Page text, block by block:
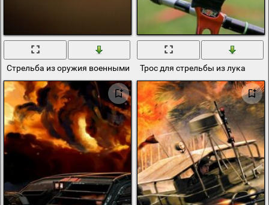
Стрельба из оружия военными людьмиТрос для стрельбы из лука